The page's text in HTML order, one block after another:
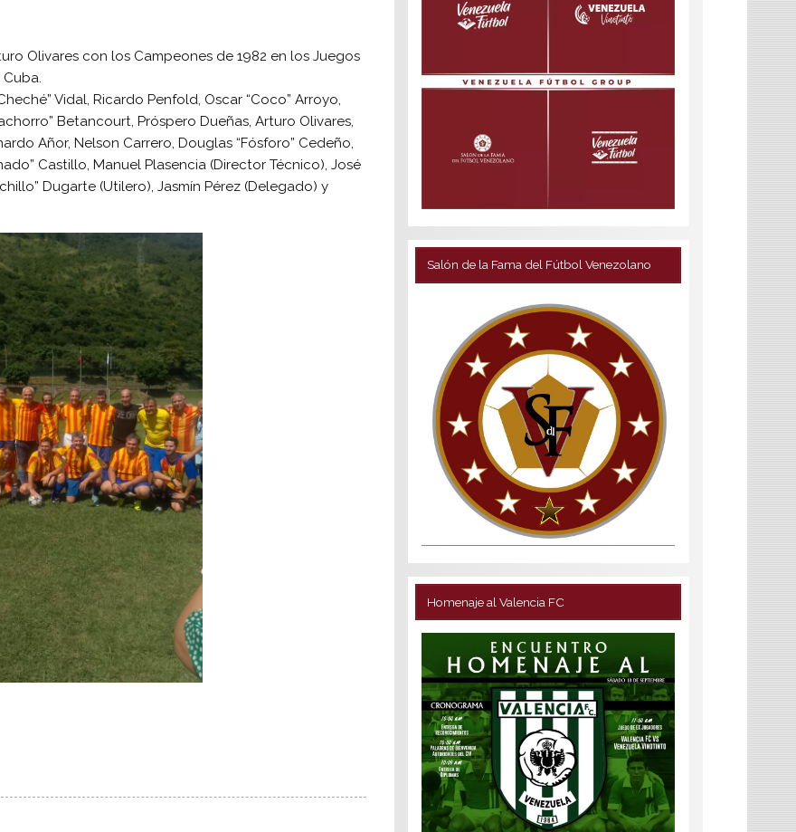
Olivares con los Campeones de 1982 en los Juegos
Vidal, Ricardo Penfold, Oscar “Coco” Arroyo,
Betancourt, Próspero Dueñas, Arturo Olivares,
Añor, Nelson Carrero, Douglas “Fósforo” Cedeño,
Castillo, Manuel Plasencia (Director Técnico), José
Dugarte (Utilero), Jasmín Pérez (Delegado) y
Salón de la Fama del Fútbol Venezolano
Homenaje al Valencia FC